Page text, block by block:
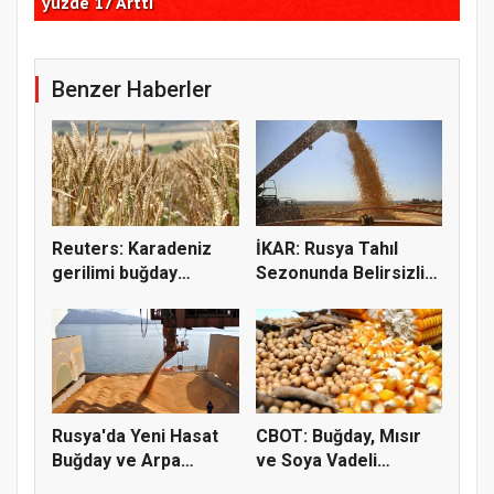
Benzer Haberler
Reuters: Karadeniz
gerilimi buğday
İKAR: Rusya Tahıl
Sezonunda Belirsizlik
Rusya'da Yeni Hasat
Buğday ve Arpa
CBOT: Buğday, Mısır
ve Soya Vadeli